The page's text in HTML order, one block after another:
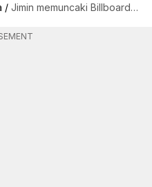
/ Jimin memuncaki Billboard Hot 100: Setiap pencapaian penyanyi ini yang memecahkan rekor